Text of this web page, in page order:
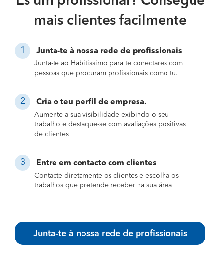
mais clientes facilmente
Junta-te à nossa rede de profissionais
Junta-te ao Habitissimo para te conectares com
pessoas que procuram profissionais como tu.
Cria o teu perfil de empresa.
Aumente a sua visibilidade exibindo o seu
trabalho e destaque-se com avaliações positivas
de clientes
Entre em contacto com clientes
Contacte diretamente os clientes e escolha os
trabalhos que pretende receber na sua área
Junta-te à nossa rede de profissionais